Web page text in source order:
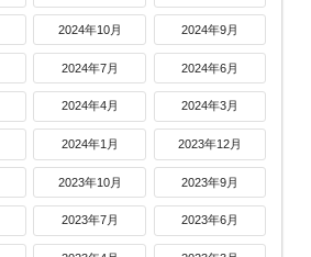
2024年10月 2024年9月
2024年7月 2024年6月
2024年4月 2024年3月
2024年1月 2023年12月
2023年10月 2023年9月
2023年7月 2023年6月